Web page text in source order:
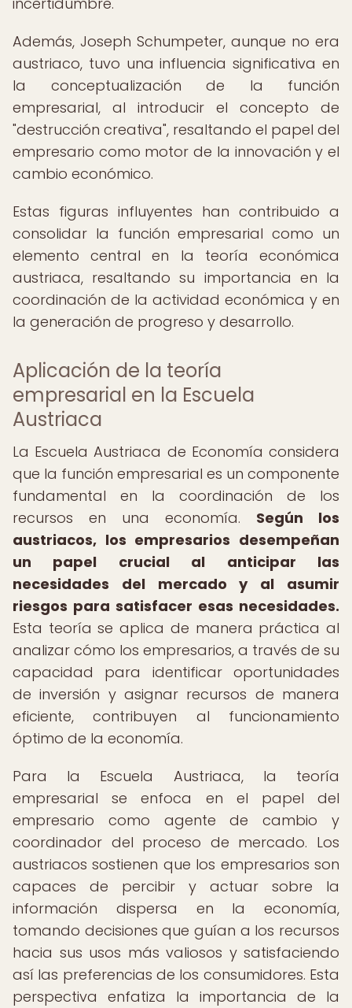
Además, Joseph Schumpeter, aunque no era
austriaco, tuvo una influencia significativa en
la conceptualización de la función
empresarial, al introducir el concepto de
"destrucción creativa", resaltando el papel del
empresario como motor de la innovación y el
cambio económico.
Estas figuras influyentes han contribuido a
consolidar la función empresarial como un
elemento central en la teoría económica
austriaca, resaltando su importancia en la
coordinación de la actividad económica y en
la generación de progreso y desarrollo.
Aplicación de la teoría
empresarial en la Escuela
Austriaca
La Escuela Austriaca de Economía considera
que la función empresarial es un componente
fundamental en la coordinación de los
recursos en una economía. Según los
austriacos, los empresarios desempeñan
un papel crucial al anticipar las
necesidades del mercado y al asumir
riesgos para satisfacer esas necesidades.
Esta teoría se aplica de manera práctica al
analizar cómo los empresarios, a través de su
capacidad para identificar oportunidades
de inversión y asignar recursos de manera
eficiente, contribuyen al funcionamiento
óptimo de la economía.
Para la Escuela Austriaca, la teoría
empresarial se enfoca en el papel del
empresario como agente de cambio y
coordinador del proceso de mercado. Los
austriacos sostienen que los empresarios son
capaces de percibir y actuar sobre la
información dispersa en la economía,
tomando decisiones que guían a los recursos
hacia sus usos más valiosos y satisfaciendo
así las preferencias de los consumidores. Esta
perspectiva enfatiza la importancia de la